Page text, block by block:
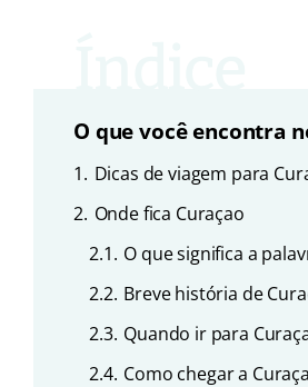
O que você encontra
1. Dicas de viagem para
2. Onde fica Curaçao
2.1. O que significa a
2.2. Breve história de
2.3. Quando ir para
2.4. Como chegar a